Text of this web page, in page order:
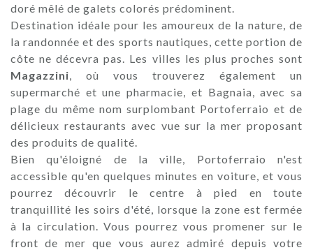
doré mêlé de galets colorés prédominent.
Destination idéale pour les amoureux de la nature, de
la randonnée et des sports nautiques, cette portion de
côte ne décevra pas. Les villes les plus proches sont
Magazzini , où vous trouverez également un
supermarché et une pharmacie, et Bagnaia, avec sa
plage du même nom surplombant Portoferraio et de
délicieux restaurants avec vue sur la mer proposant
des produits de qualité.
Bien qu'éloigné de la ville, Portoferraio n'est
accessible qu'en quelques minutes en voiture, et vous
pourrez découvrir le centre à pied en toute
tranquillité les soirs d'été, lorsque la zone est fermée
à la circulation. Vous pourrez vous promener sur le
front de mer que vous aurez admiré depuis votre